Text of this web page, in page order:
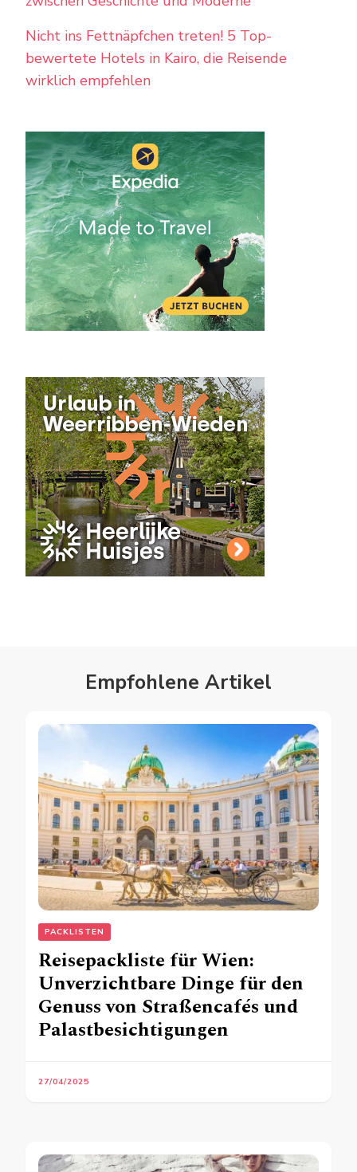
Nicht ins Fettnäpfchen treten! 5 Top-
bewertete Hotels in Kairo, die Reisende
wirklich empfehlen
Empfohlene Artikel
PACKLISTEN
Reisepackliste für Wien:
Unverzichtbare Dinge für den
Genuss von Straßencafés und
Palastbesichtigungen
27/04/2025